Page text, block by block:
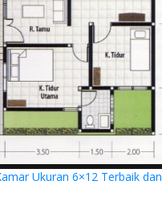
Ukuran 6×12 Terbaik dan